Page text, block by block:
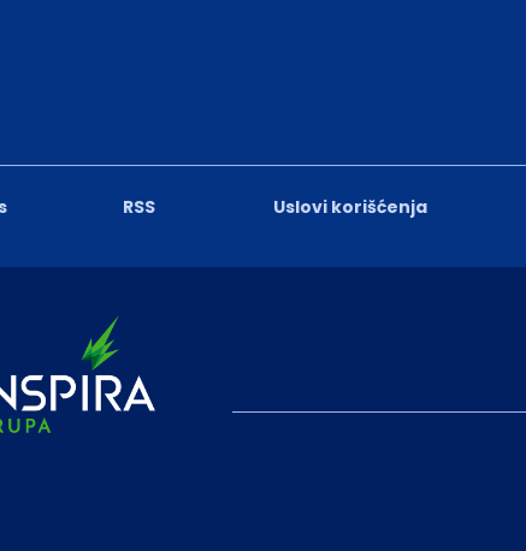
RSS Uslovi korišćenja